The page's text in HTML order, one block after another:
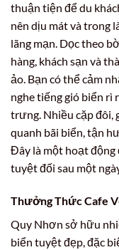
thuận tiện để du
nên dịu mát và trong
lãng mạn. Dọc theo
hàng, khách sạn và
ảo. Bạn có thể cảm
nghe tiếng gió biển rì
trưng. Nhiều cặp đôi,
quanh bãi biển, tận
Đây là một hoạt
tuyệt đối sau một
Thưởng Thức Cafe
Quy Nhơn sở hữu
biển tuyệt đẹp, đặc